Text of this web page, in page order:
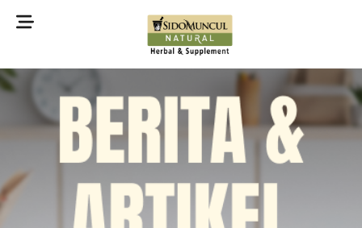
©2022 Sidomuncul Natural All right reserved